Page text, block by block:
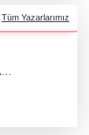
Tüm Yazarlarımız